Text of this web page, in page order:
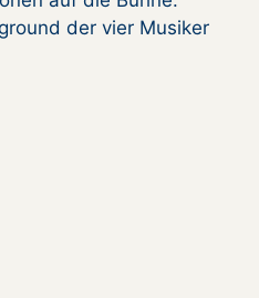
der vier Musiker